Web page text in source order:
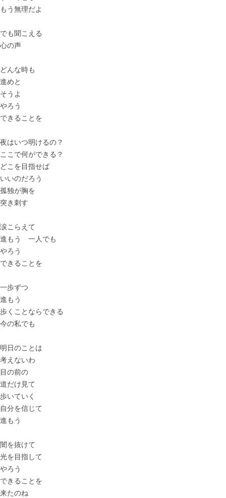
もう無理だよ
でも聞こえる
心の声
どんな時も
進めと
そうよ
やろう
できることを
夜はいつ明けるの？
ここで何ができる？
どこを目指せば
いいのだろう
孤独が胸を
突き刺す
涙こらえて
進もう 一人でも
やろう
できることを
一歩ずつ
進もう
歩くことならできる
今の私でも
明日のことは
考えないわ
目の前の
道だけ見て
歩いていく
自分を信じて
進もう
闇を抜けて
光を目指して
やろう
できることを
来たのね